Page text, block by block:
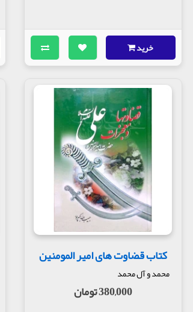
خرید
کتاب قضاوت های امیر المومنین
محمد و آل محمد
380,000 تومان